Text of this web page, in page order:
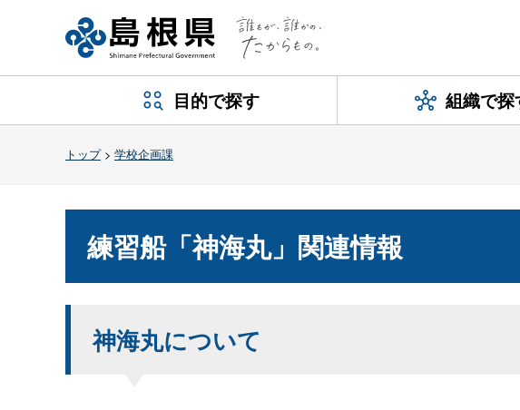
目的で探す 組織で探
トップ> 学校企画課
練習船「神海丸」関連情報
神海丸について